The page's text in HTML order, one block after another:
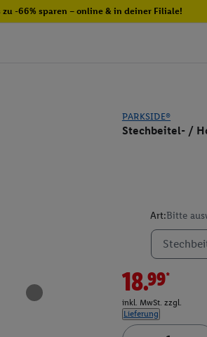
zu -66% sparen – online & in deiner Filiale!
PARKSIDE®
Stechbeitel- /
Art:Bitte
18.99*
inkl. MwSt. zzgl.
Lieferung